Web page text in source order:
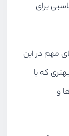
برای
مهم در این
که با
و